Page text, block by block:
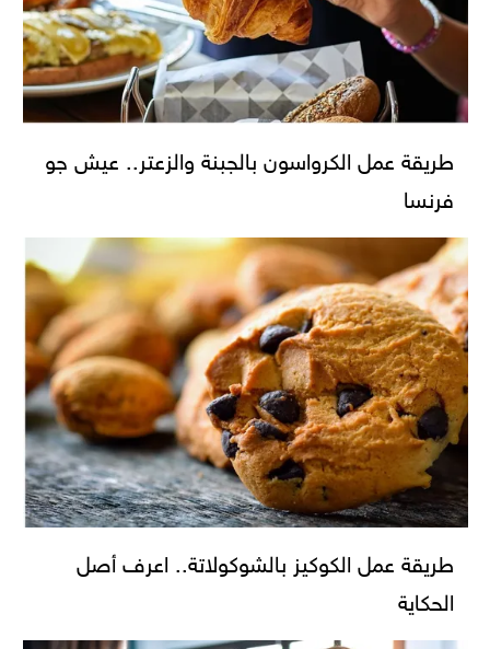
طريقة عمل الكرواسون بالجبنة والزعتر.. عيش جو
فرنسا
طريقة عمل الكوكيز بالشوكولاتة.. اعرف أصل
الحكاية